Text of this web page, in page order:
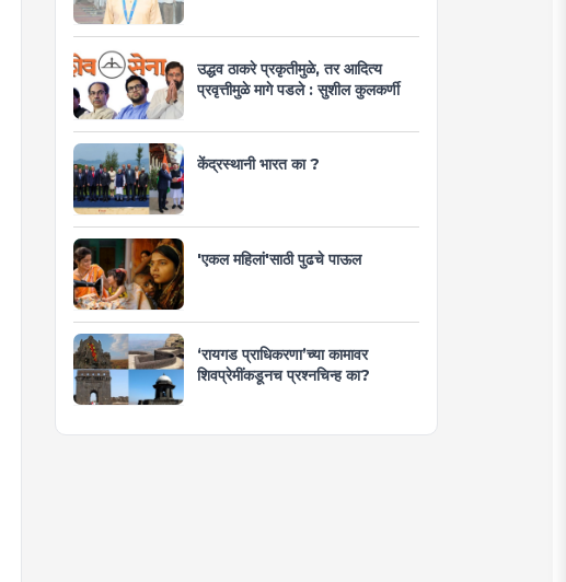
उद्धव ठाकरे प्रकृतीमुळे, तर आदित्य
प्रवृत्तीमुळे मागे पडले : सुशील कुलकर्णी
केंद्रस्थानी भारत का ?
'एकल महिलां'साठी पुढचे पाऊल
‘रायगड प्राधिकरणा’च्या कामावर
शिवप्रेमींकडूनच प्रश्नचिन्ह का?